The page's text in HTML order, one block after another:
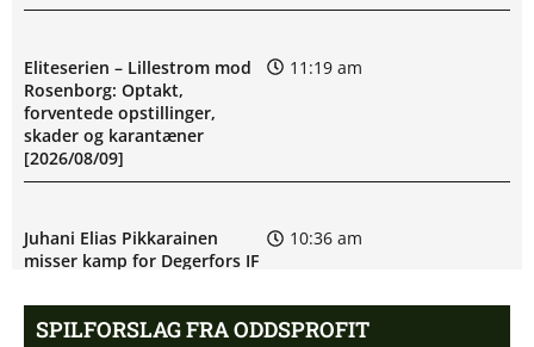
Eliteserien – Lillestrom mod
Rosenborg: Optakt,
forventede opstillinger,
skader og karantæner
[2026/08/09]
11:19 am
Juhani Elias Pikkarainen
misser kamp for Degerfors IF
10:36 am
Degerfors IF uden Daniel
9:54 am
SPILFORSLAG FRA ODDSPROFIT